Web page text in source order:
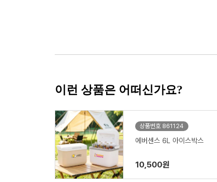
이런 상품은 어떠신가요?
상품번호 861124
에버센스 6L 아이스박스
10,500원